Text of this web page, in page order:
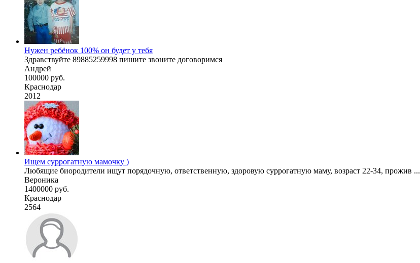
Нужен ребёнок 100% он будет у тебя
Здравствуйте 89885259998 пишите звоните договоримся
Андрей
100000 руб.
Краснодар
2012
Ищем суррогатную мамочку )
Любящие биородители ищут порядочную, ответственную, здоровую суррогатную маму, возраст 22-34, прожив ...
Вероника
1400000 руб.
Краснодар
2564